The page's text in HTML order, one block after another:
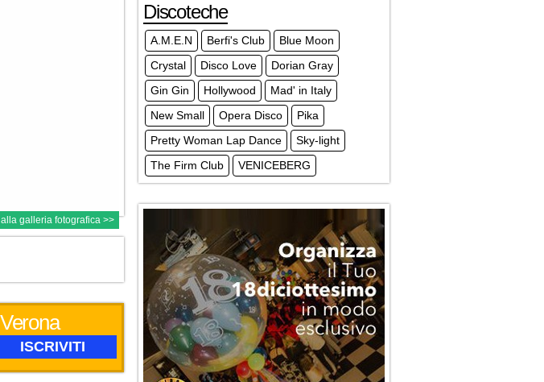
galleria fotografica >>
Discoteche
A.M.E.N Berfi's Club
Blue Moon
Crystal
Disco Love
Dorian Gray
Gin Gin
Hollywood
Mad' in Italy
New Small
Opera Disco
Pika
Pretty Woman Lap Dance
Sky-light
The Firm Club
VENICEBERG